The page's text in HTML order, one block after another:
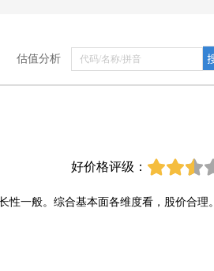
估值分析
好价格评级：
一般。综合基本面各维度看，股价合理。